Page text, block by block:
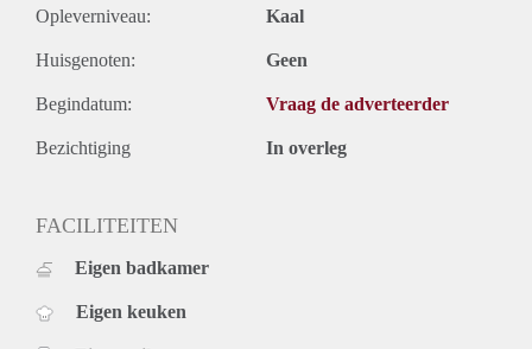
Opleverniveau: Kaal
Huisgenoten: Geen
Begindatum: Vraag de adverteerder
Bezichtiging In overleg
FACILITEITEN
Eigen badkamer
Eigen keuken